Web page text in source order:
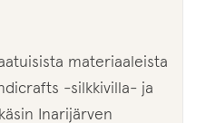
materiaaleista
-silkkivilla- ja
Inarijärven